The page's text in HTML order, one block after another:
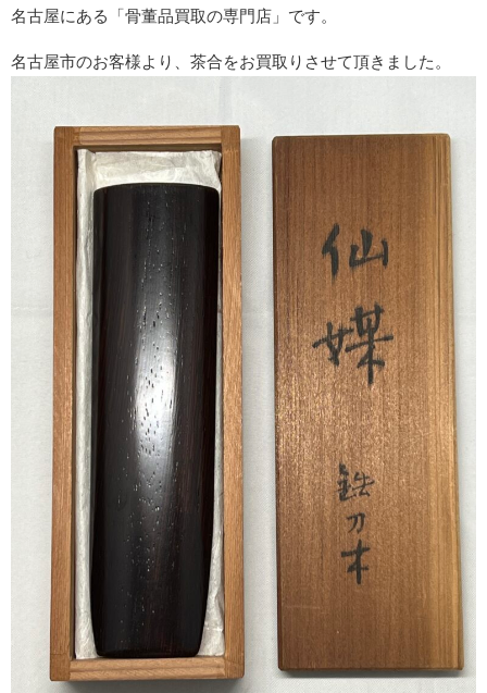
名古屋にある「骨董品買取の専門店」です。
名古屋市のお客様より、茶合をお買取りさせて頂きました。